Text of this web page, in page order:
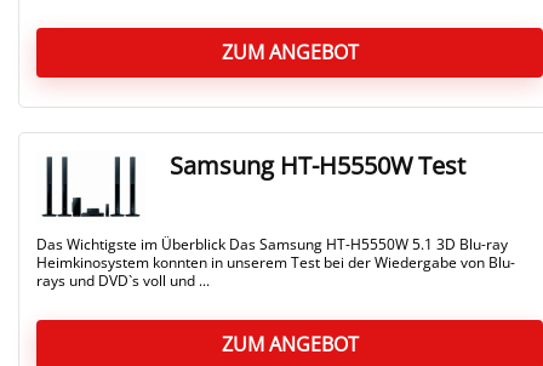
ZUM ANGEBOT
Samsung HT-H5550W Test
Das Wichtigste im Überblick Das Samsung HT-H5550W 5.1 3D Blu-ray
Heimkinosystem konnten in unserem Test bei der Wiedergabe von Blu-
rays und DVD`s voll und ...
ZUM ANGEBOT